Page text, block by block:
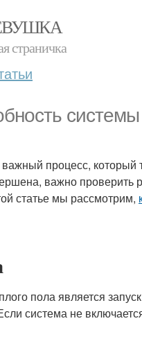
страничка
процесс, который
важно проверить
статье мы рассмотрим,
пола является
система не